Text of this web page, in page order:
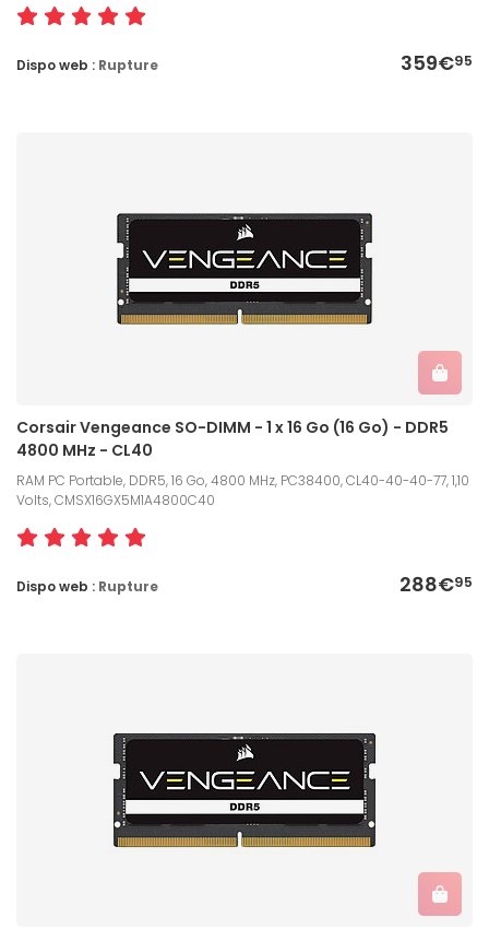
359€95
Dispo web : Rupture
Corsair Vengeance SO-DIMM - 1 x 16 Go (16 Go) - DDR5
4800 MHz - CL40
RAM PC Portable, DDR5, 16 Go, 4800 MHz, PC38400, CL40-40-40-77, 1,10
Volts, CMSX16GX5M1A4800C40
288€95
Dispo web : Rupture